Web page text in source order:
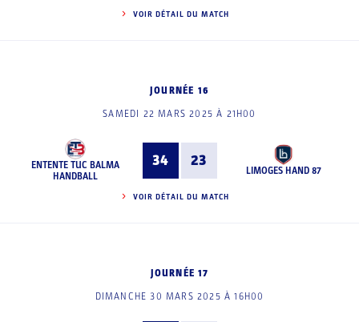
VOIR DÉTAIL DU MATCH
JOURNÉE 16
SAMEDI 22 MARS 2025 À 21H00
ENTENTE TUC BALMA
HANDBALL
34 23
LIMOGES HAND 87
VOIR DÉTAIL DU MATCH
JOURNÉE 17
DIMANCHE 30 MARS 2025 À 16H00